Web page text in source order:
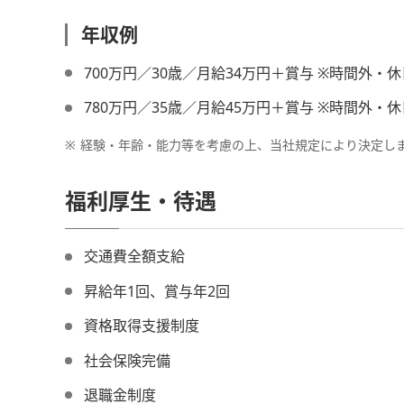
年収例
700万円／30歳／月給34万円＋賞与 ※時間外・
780万円／35歳／月給45万円＋賞与 ※時間外・
※ 経験・年齢・能力等を考慮の上、当社規定により決定しま
福利厚生・待遇
交通費全額支給
昇給年1回、賞与年2回
資格取得支援制度
社会保険完備
退職金制度